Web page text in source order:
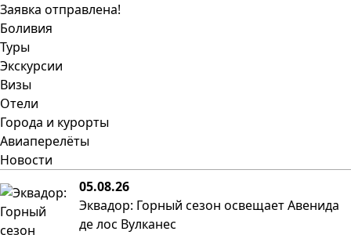
Заявка отправлена!
Боливия
Туры
Экскурсии
Визы
Отели
Города и курорты
Авиаперелёты
Новости
05.08.26
Эквадор: Горный сезон освещает Авенида
де лос Вулканес